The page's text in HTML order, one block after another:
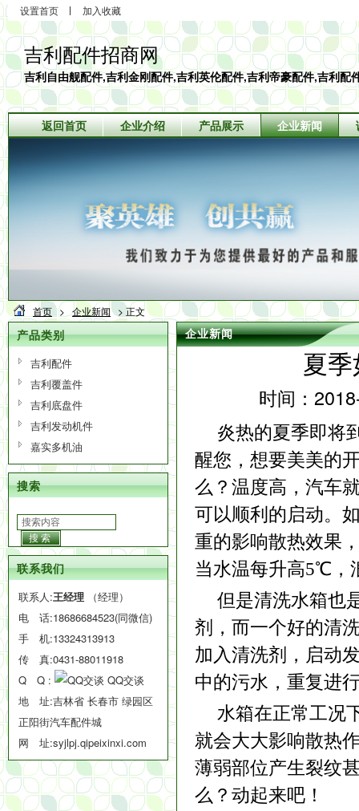
设置首页 加入收藏
吉利配件招商网
吉利自由舰配件,吉利金刚配件,吉利英伦配件,吉利帝豪配件,吉利配
返回首页 企业介绍 产品展示 企业新闻
首页 > 企业新闻 > 正文
产品类别
吉利配件
吉利覆盖件
吉利底盘件
吉利发动机件
嘉实多机油
搜索
搜索
联系我们
联系人:王经理 （经理）
电 话:18686684523(同微信)
手 机:13324313913
传 真:0431-88011918
Q Q :
QQ交谈
地 址:吉林省 长春市 绿园区
正阳街汽车配件城
网 址:syjlpj.qipeixinxi.com
企业新闻
夏
时间：
炎热的夏季即将
醒您，想要美美的
么？温度高，汽车
可以顺利的启动。
重的影响散热效果
当水温每升高5℃，
但是清洗水箱也
剂，而一个好的清
加入清洗剂，启动
中的污水，重复进
水箱在正常工况
就会大大影响散热
薄弱部位产生裂纹
么？动起来吧！